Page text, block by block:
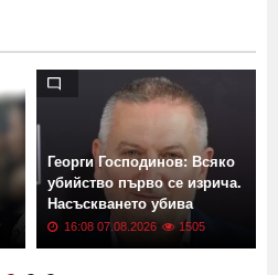
Георги Господинов: Всяко
убийство първо се изрича.
Насъскването убива
16:08 07.08.2026 1505